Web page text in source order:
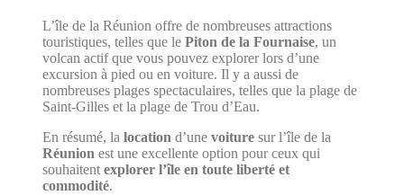
L’île de la Réunion offre de nombreuses attractions
touristiques, telles que le Piton de la Fournaise, un
volcan actif que vous pouvez explorer lors d’une
excursion à pied ou en voiture. Il y a aussi de
nombreuses plages spectaculaires, telles que la plage de
Saint-Gilles et la plage de Trou d’Eau.
En résumé, la location d’unevoituresur l’île de la
Réunion est une excellente option pour ceux qui
souhaitent explorer l’île en toute liberté et
commodité.